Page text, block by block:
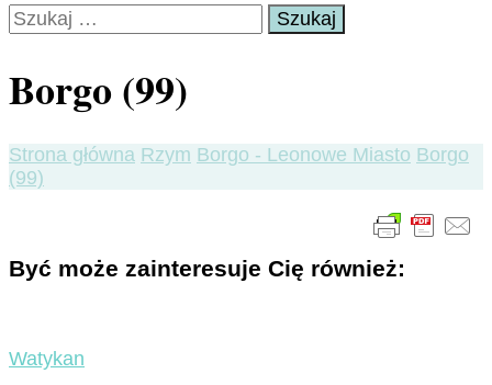
Szukaj:
Borgo (99)
Strona główna Rzym Borgo - Leonowe Miasto Borgo
(99)
Być może zainteresuje Cię również:
Watykan